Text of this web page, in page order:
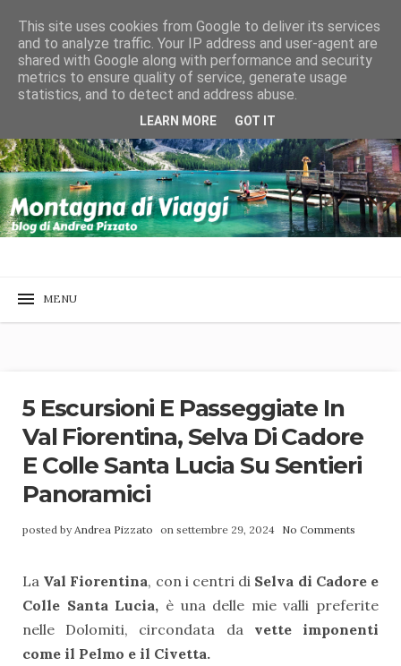
5 Escursioni E Passeggiate In
Val Fiorentina, Selva Di Cadore
E Colle Santa Lucia Su Sentieri
Panoramici
posted by Andrea Pizzato on settembre 29, 2024 No Comments
La Val Fiorentina, con i centri di Selva di Cadore e
Colle Santa Lucia, è una delle mie valli preferite
nelle Dolomiti, circondata da vette imponenti
come il Pelmo e il Civetta.
This site uses cookies from Google to deliver its services
and to analyze traffic. Your IP address and user-agent are
shared with Google along with performance and security
metrics to ensure quality of service, generate usage
statistics, and to detect and address abuse.
LEARN MORE GOT IT